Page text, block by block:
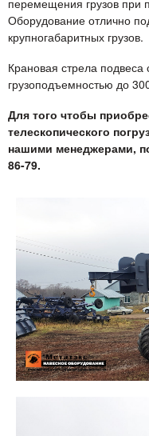
Оборудование отлично
крупногабаритных грузов.
Крановая стрела
грузоподъемностью до
Для того чтобы
телескопического
нашими менеджерами,
86-79.